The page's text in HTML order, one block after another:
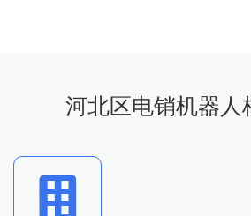
河北区电销机器人